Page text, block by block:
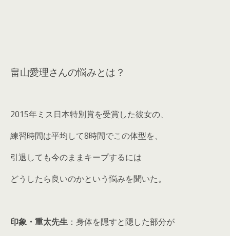
畠山愛理さんの悩みとは？
2015年ミス日本特別賞を受賞した彼女の、
練習時間は平均して8時間でこの体型を、
引退しても今のままキープするには
どうしたら良いのかという悩みを聞いた。
印象・重太先生 ：身体を隠すと隠した部分が